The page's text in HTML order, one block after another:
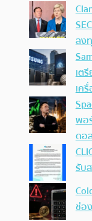
ลง
เต
เค
พอ
ดอ
รับ
ช่อ